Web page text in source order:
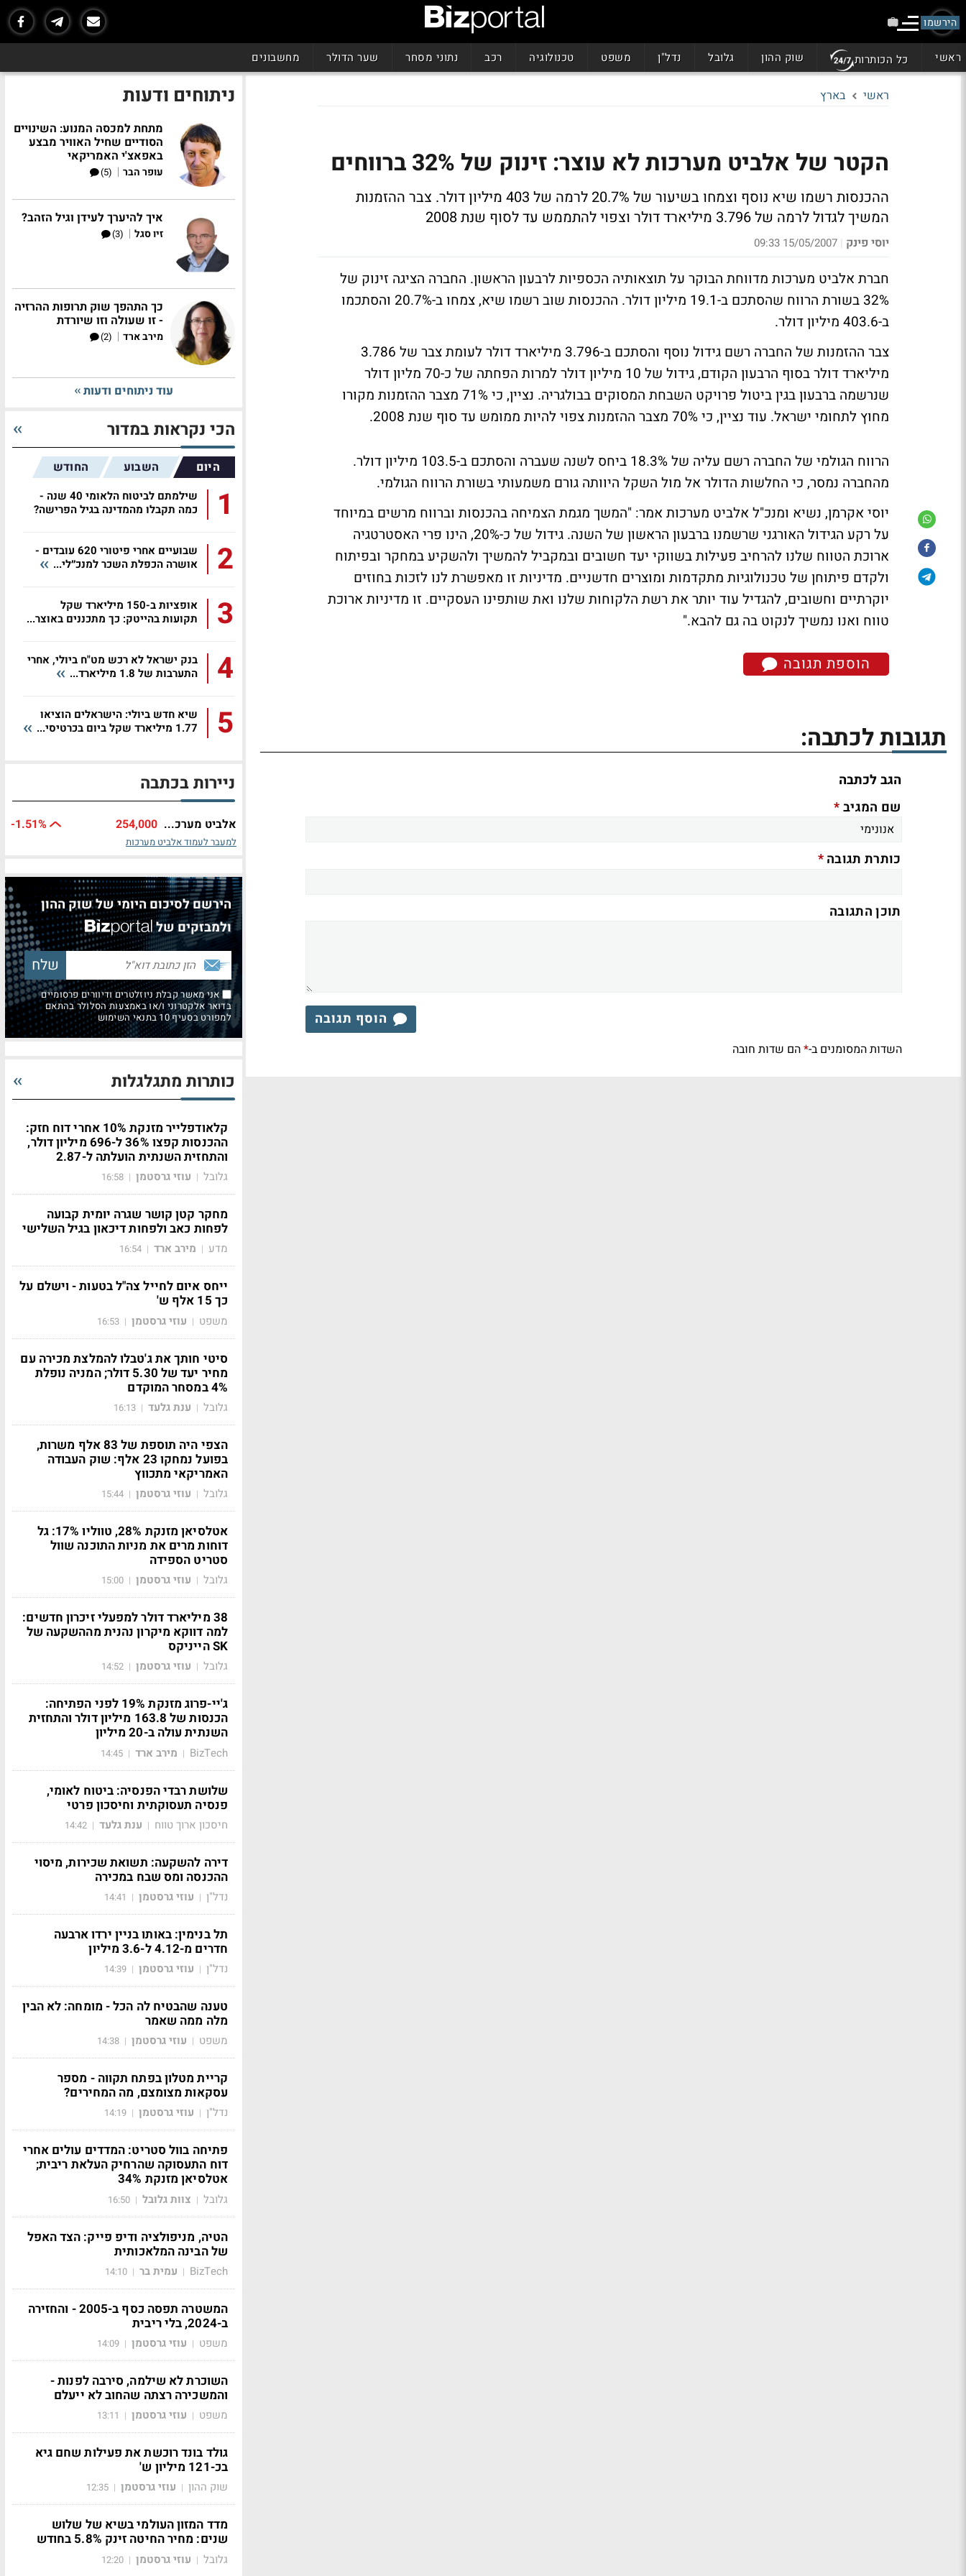
הירשמו
ראשי כל הכותרות שוק ההון גלובל נדל"ן משפט טכנולוגיה רכב נתוני מסחר שער הדולר מחשבונים
ראשי בארץ
הקטר של אלביט מערכות לא עוצר: זינוק של 32% ברווחים
ההכנסות רשמו שיא נוסף וצמחו בשיעור של 20.7% לרמה של 403 מיליון דולר. צבר ההזמנות
המשיך לגדול לרמה של 3.796 מיליארד דולר וצפוי להתממש עד לסוף שנת 2008
יוסי פינק |
15/05/2007 09:33
חברת אלביט מערכות מדווחת הבוקר על תוצאותיה הכספיות לרבעון הראשון. החברה הציגה זינוק של
32% בשורת הרווח שהסתכם ב-19.1 מיליון דולר. ההכנסות שוב רשמו שיא, צמחו ב-20.7% והסתכמו
ב-403.6 מיליון דולר.
צבר ההזמנות של החברה רשם גידול נוסף והסתכם ב-3.796 מיליארד דולר לעומת צבר של 3.786
מיליארד דולר בסוף הרבעון הקודם, גידול של 10 מיליון דולר למרות הפחתה של כ-70 מליון דולר
שנרשמה ברבעון בגין ביטול פרויקט השבחת המסוקים בבולגריה. נציין, כי 71% מצבר ההזמנות מקורו
מחוץ לתחומי ישראל. עוד נציין, כי 70% מצבר ההזמנות צפוי להיות ממומש עד סוף שנת 2008.
הרווח הגולמי של החברה רשם עליה של 18.3% ביחס לשנה שעברה והסתכם ב-103.5 מיליון דולר.
מהחברה נמסר, כי החלשות הדולר אל מול השקל היוותה גורם משמעותי בשורת הרווח הגולמי.
יוסי אקרמן, נשיא ומנכ"ל אלביט מערכות אמר: "המשך מגמת הצמיחה בהכנסות וברווח מרשים במיוחד
על רקע הגידול האורגני שרשמנו ברבעון הראשון של השנה. גידול של כ-20%, הינו פרי האסטרטגיה
ארוכת הטווח שלנו להרחיב פעילות בשווקי יעד חשובים ובמקביל להמשיך ולהשקיע במחקר ובפיתוח
ולקדם פיתוחן של טכנולוגיות מתקדמות ומוצרים חדשניים. מדיניות זו מאפשרת לנו לזכות בחוזים
יוקרתיים וחשובים, להגדיל עוד יותר את רשת הלקוחות שלנו ואת שותפינו העסקיים. זו מדיניות ארוכת
טווח ואנו נמשיך לנקוט בה גם להבא."
הוספת תגובה
תגובות לכתבה:
הגב לכתבה
שם המגיב*
כותרת תגובה*
תוכן התגובה
הוסף תגובה
השדות המסומנים ב-*הם שדות חובה
ניתוחים ודעות
מתחת למכסה המנוע: השינויים
הסודיים שחיל האוויר מבצע
באפאצ'י האמריקאי
עופר הבר |
(5)
איך להיערך לעידן וגיל הזהב?
זיו סגל |
(3)
כך התהפך שוק תרופות ההרזיה
- זו שעולה וזו שיורדת
מירב ארד |
(2)
עוד ניתוחים ודעות
הכי נקראות במדור
היום השבוע החודש
1
שילמתם לביטוח הלאומי 40 שנה -
כמה תקבלו מהמדינה בגיל הפרישה?
2
שבועיים אחרי פיטורי 620 עובדים -
אושרה הכפלת השכר למנכ״לי...
3
אופציות ב-150 מיליארד שקל
תקועות בהייטק: כך מתכננים באוצר...
4
בנק ישראל לא רכש מט"ח ביולי, אחרי
התערבות של 1.8 מיליארד...
5
שיא חדש ביולי: הישראלים הוציאו
1.77 מיליארד שקל ביום בכרטיסי...
ניירות בכתבה
אלביט מערכ... 254,000
-1.51%
למעבר לעמוד אלביט מערכות
הירשם לסיכום היומי של שוק ההון
ולמבזקים של
אני מאשר קבלת ניוזלטרים ודיוורים פרסומיים
בדואר אלקטרוני ו/או באמצעות הסלולר בהתאם
למפורט בסעיף 10 בתנאי השימוש
כותרות מתגלגלות
קלאודפלייר מזנקת 10% אחרי דוח חזק:
ההכנסות קפצו 36% ל-696 מיליון דולר,
והתחזית השנתית הועלתה ל-2.87
גלובל | עוזי גרסטמן |
16:58
מחקר קטן קושר שגרה יומית קבועה
לפחות כאב ולפחות דיכאון בגיל השלישי
מדע | מירב ארד |
16:54
ייחס איום לחייל צה"ל בטעות - וישלם על
כך 15 אלף ש'
משפט | עוזי גרסטמן |
16:53
סיטי חותך את ג'טבלו להמלצת מכירה עם
מחיר יעד של 5.30 דולר; המניה נופלת
4% במסחר המוקדם
גלובל | ענת גלעד |
16:13
הצפי היה תוספת של 83 אלף משרות,
בפועל נמחקו 23 אלף: שוק העבודה
האמריקאי מתכווץ
גלובל | עוזי גרסטמן |
15:44
אטלסיאן מזנקת 28%, טווליו 17%: גל
דוחות מרים את מניות התוכנה שוול
סטריט הספידה
גלובל | עוזי גרסטמן |
15:00
38 מיליארד דולר למפעלי זיכרון חדשים:
למה דווקא מיקרון נהנית מההשקעה של
SK הייניקס
גלובל | עוזי גרסטמן |
14:52
ג'יי-פרוג מזנקת 19% לפני הפתיחה:
הכנסות של 163.8 מיליון דולר והתחזית
השנתית עולה ב-20 מיליון
BizTech
| מירב ארד |
14:45
שלושת רבדי הפנסיה: ביטוח לאומי,
פנסיה תעסוקתית וחיסכון פרטי
חיסכון ארוך טווח | ענת גלעד |
14:42
דירה להשקעה: תשואת שכירות, מיסוי
ההכנסה ומס שבח במכירה
נדל"ן | עוזי גרסטמן |
14:41
תל בנימין: באותו בניין ירדו ארבעה
חדרים מ-4.12 ל-3.6 מיליון
נדל"ן | עוזי גרסטמן |
14:39
טענה שהבטיח לה הכל - מומחה: לא הבין
מלה ממה שאמר
משפט | עוזי גרסטמן |
14:38
קריית מטלון בפתח תקווה - מספר
עסקאות מצומצם, מה המחירים?
נדל"ן | עוזי גרסטמן |
14:19
פתיחה בוול סטריט: המדדים עולים אחרי
דוח התעסוקה שהרחיק העלאת ריבית;
אטלסיאן מזנקת 34%
גלובל | צוות גלובל |
16:50
הטיה, מניפולציה ודיפ פייק: הצד האפל
של הבינה המלאכותית
BizTech
| עמית בר |
14:10
המשטרה תפסה כסף ב-2005 - והחזירה
ב-2024, בלי ריבית
משפט | עוזי גרסטמן |
14:09
השוכרת לא שילמה, סירבה לפנות -
והמשכירה רצתה שהחוב לא ייעלם
משפט | עוזי גרסטמן |
13:11
גולד בונד רוכשת את פעילות שחם גיא
בכ-121 מיליון ש'
שוק ההון | עוזי גרסטמן |
12:35
מדד המזון העולמי בשיא של שלוש
שנים: מחיר החיטה זינק 5.8% בחודש
גלובל | עוזי גרסטמן |
12:20